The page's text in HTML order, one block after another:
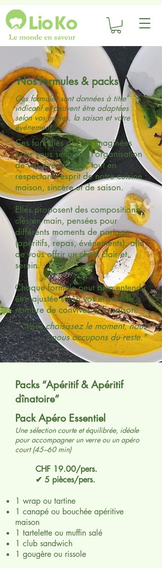
Nos formules & packs
Ces formules sont données à titre
indicatif et peuvent être adaptées
selon vos envies, la saison et votre
événement.
Ces formules ont été imaginées
pour vous simplifier l’organisation
de vos événements, tout en
respectant l’esprit de notre cuisine :
maison, sincère et de saison.
Elles proposent des compositions
clés en main, pensées pour
différents moments de partage
(apéritifs, repas, événements), afin
de vous offrir un choix clair et
serein.
Chaque formule peut bien entendu
être ajustée selon vos envies, le
nombre de convives et la saison.
"Vous choisissez le moment, nous
nous occupons du reste."
Packs “Apéritif & Apéritif
dînatoire”
Pack Apéro Essentiel
Une sélection courte et équilibrée, idéale
pour accompagner un verre ou un apéro
court (45–60 min)
CHF 19.00/pers.
✔ 5 pièces/pers.
1 wrap ou tartine
1 canapé ou bouchée apéritive
maison
1 tartelette ou muffin salé
1 club sandwich
1 gougère ou rissole